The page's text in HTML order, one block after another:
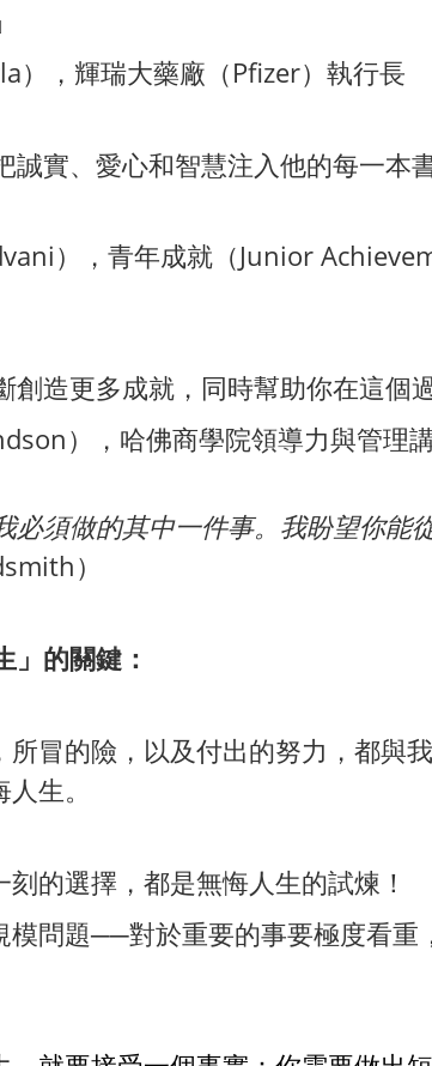
，輝瑞大藥廠（Pfizer）執行長
誠實、愛心和智慧注入他的每一
），青年成就（Junior
創造更多成就，同時幫助你在這個
），哈佛商學院領導力與管理
必須做的其中一件事。我盼望你
）
」的關鍵：
冒的險，以及付出的努力，都與
生。
的選擇，都是無悔人生的試煉！
問題──對於重要的事要極度看